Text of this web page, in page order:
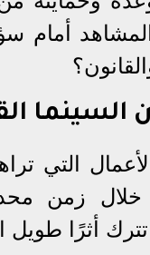
أمام
السينما
التي
خلال زمن
تترك أثرًا